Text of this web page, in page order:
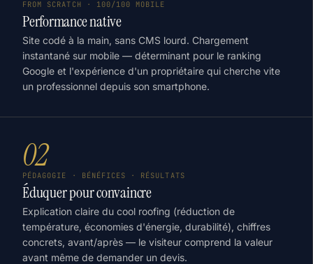
FROM SCRATCH · 100/100 MOBILE
Performance native
Site codé à la main, sans CMS lourd. Chargement
instantané sur mobile — déterminant pour le ranking
Google et l'expérience d'un propriétaire qui cherche vite
un professionnel depuis son smartphone.
02
PÉDAGOGIE · BÉNÉFICES · RÉSULTATS
Éduquer pour convaincre
Explication claire du cool roofing (réduction de
température, économies d'énergie, durabilité), chiffres
concrets, avant/après — le visiteur comprend la valeur
avant même de demander un devis.